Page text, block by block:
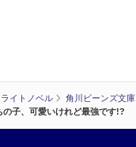
ライトノベル 角川ビーンズ文庫
子、可愛いけれど最強です!?